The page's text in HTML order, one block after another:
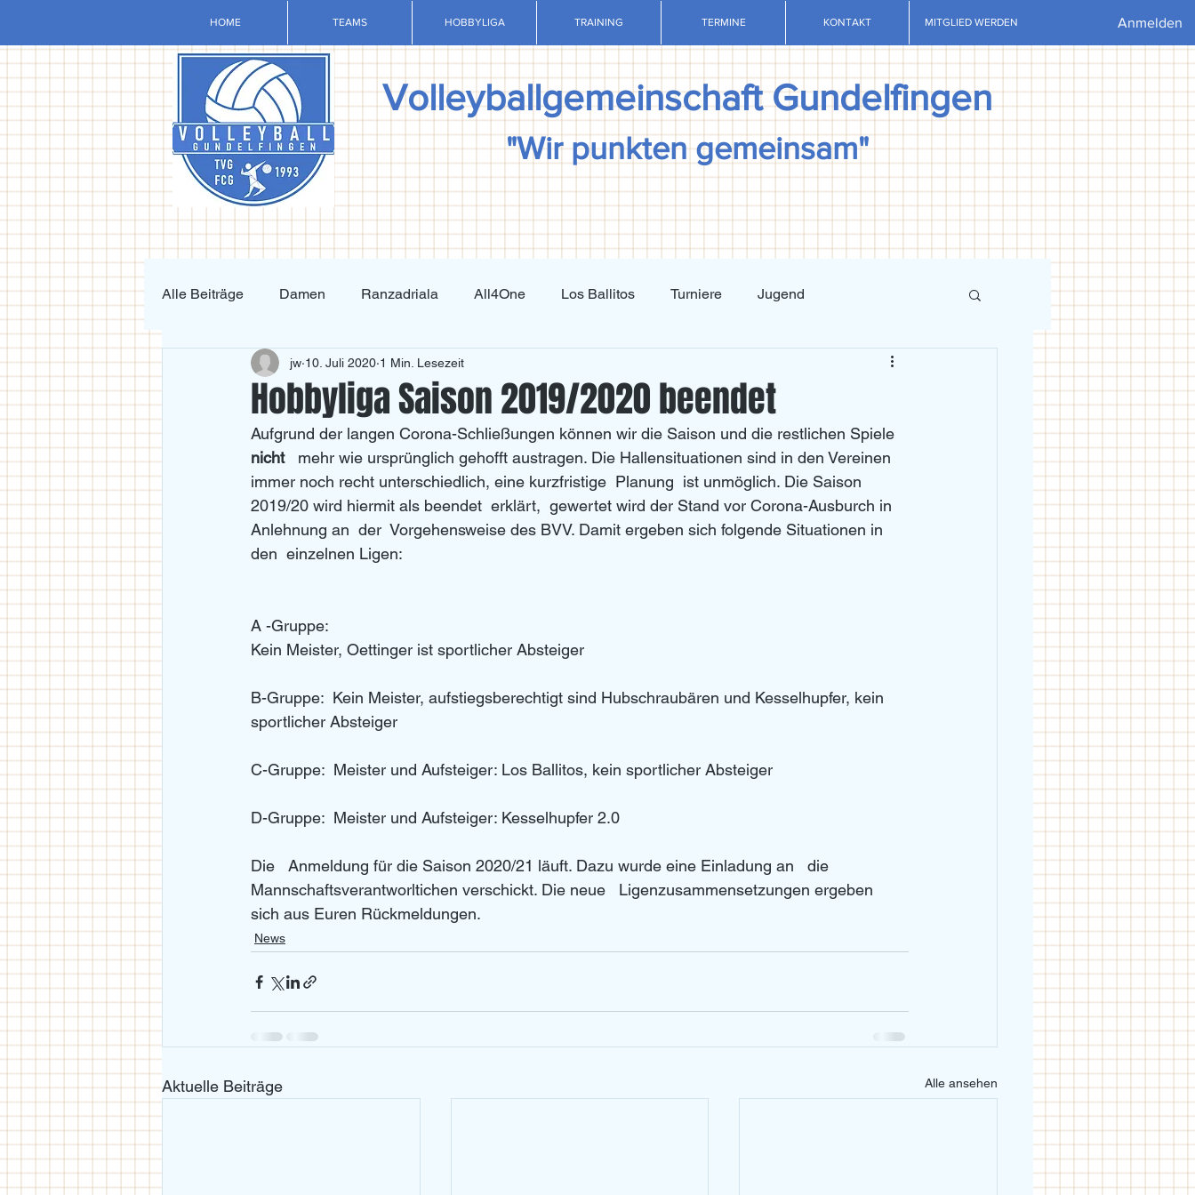
HOME TEAMS HOBBYLIGA TRAINING TERMINE KONTAKT MITGLIED WERDEN Anmelden
Volleyballgemeinschaft Gundelfingen
"Wir punkten gemeinsam"
Alle Beiträge Damen Ranzadriala All4One Los Ballitos Turniere Jugend
Krafttraining und Vorbereitung Techniktraining
U11/U12 U14 Left Overs U 20
Hobbyliga Saison 2019/2020 beendet
jw 10. Juli 2020 1 Min. Lesezeit
Aufgrund der langen Corona-Schließungen können wir die Saison und die restlichen Spiele
nicht
   mehr wie ursprünglich gehofft austragen. Die Hallensituationen sind in den Vereinen
immer noch recht unterschiedlich, eine kurzfristige  Planung  ist unmöglich. Die Saison
2019/20 wird hiermit als beendet  erklärt,  gewertet wird der Stand vor Corona-Ausburch in
Anlehnung an  der  Vorgehensweise des BVV. Damit ergeben sich folgende Situationen in
den  einzelnen Ligen:
A -Gruppe:
Kein Meister, Oettinger ist sportlicher Absteiger
B-Gruppe:  Kein Meister, aufstiegsberechtigt sind Hubschraubären und Kesselhupfer, kein
sportlicher Absteiger
C-Gruppe:  Meister und Aufsteiger: Los Ballitos, kein sportlicher Absteiger
D-Gruppe:  Meister und Aufsteiger: Kesselhupfer 2.0
Die   Anmeldung für die Saison 2020/21 läuft. Dazu wurde eine Einladung an   die
Mannschaftsverantworltichen verschickt. Die neue   Ligenzusammensetzungen ergeben
sich aus Euren Rückmeldungen.
News
Aktuelle Beiträge Alle ansehen